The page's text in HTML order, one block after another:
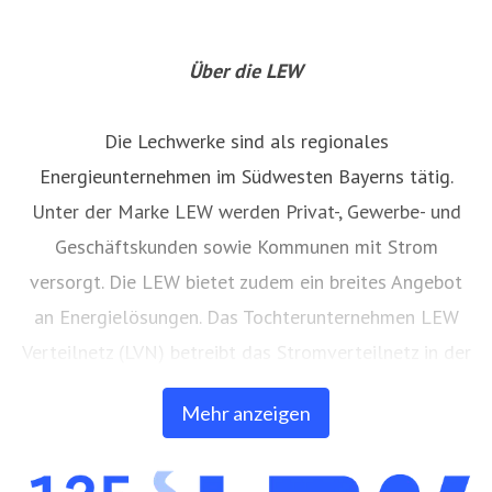
Über die LEW
Die Lechwerke sind als regionales
Energieunternehmen im Südwesten Bayerns tätig.
Unter der Marke LEW werden Privat-, Gewerbe- und
Geschäftskunden sowie Kommunen mit Strom
versorgt. Die LEW bietet zudem ein breites Angebot
an Energielösungen. Das Tochterunternehmen LEW
Verteilnetz (LVN) betreibt das Stromverteilnetz in der
Region. Mit 36 betriebsgeführten Wasserkraftwerken
ist die LEW einer der führenden Erzeuger von
Mehr anzeigen